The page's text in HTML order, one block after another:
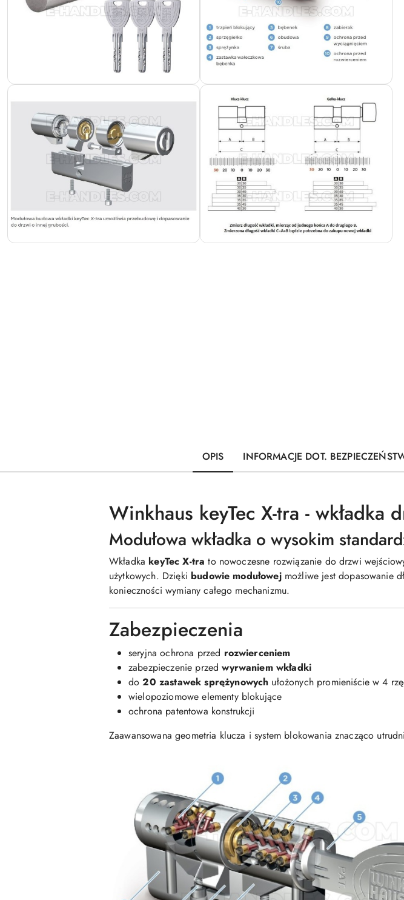
OPIS INFORMACJE DOT.
Winkhaus keyTec X-tra - wkładka
Modułowa wkładka o wysokim
Wkładka keyTec X-tra to nowoczesne rozwiązanie do drzwi
użytkowych. Dzięki budowie modułowejmożliwe jest dopasowanie
konieczności wymiany całego mechanizmu.
Zabezpieczenia
seryjna ochrona przed rozwierceniem
zabezpieczenie przedwyrwaniem wkładki
do20 zastawek sprężynowych ułożonych promieniście w 4
wielopoziomowe elementy blokujące
ochrona patentowa konstrukcji
Zaawansowana geometria klucza i system blokowania znacząco